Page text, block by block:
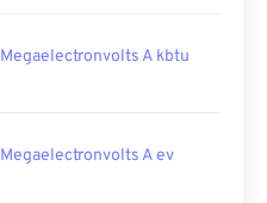
Megaelectronvolts A kbtu
Megaelectronvolts A ev